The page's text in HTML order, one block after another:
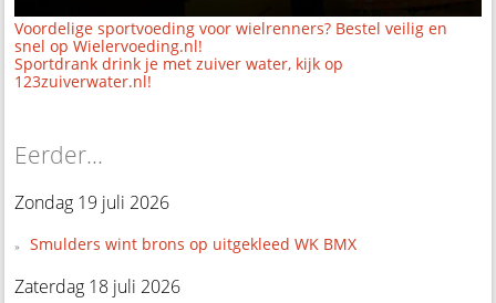
Voordelige sportvoeding voor wielrenners? Bestel veilig en
snel op Wielervoeding.nl!
Sportdrank drink je met zuiver water, kijk op
123zuiverwater.nl!
Eerder...
Zondag 19 juli 2026
Smulders wint brons op uitgekleed WK BMX
Zaterdag 18 juli 2026